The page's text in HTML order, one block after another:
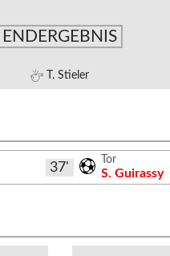
ENDERGEBNIS
T. Stieler
37'
Tor
S. Guirassy